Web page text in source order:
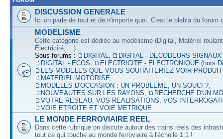
DISCUSSION GENERALE
Ici on parle de tout et de n'importe quoi. C'est le blabla du forum
MODELISME
Cette catégorie est dédiée au modélisme (Digital, Matériel
Électricité, ...)
Sous-forums :
DIGITAL,
DIGITAL - DECODEURS
DIGITAL - ECOS,
ELECTRICITE - ELECTRONIQUE (hors
LES MODELES QUE VOUS SOUHAITERIEZ VOIR
MATERIEL MOTORISE,
MODELES D'OCCASION : UN PROBLEME, UN SOUCI ?,
NOUVEAUTES SUR LES RAYONS,
RECHERCHE D'UN
VOTRE RESEAU, VOS REALISATIONS, VOS
VOIE ETROITE ET VOIE METRIQUE
LE MONDE FERROVIAIRE REEL
Dans cette rubrique on discute autour des trains réels des
tout ce qui touche au monde ferroviaire à l'échelle 1:1 !